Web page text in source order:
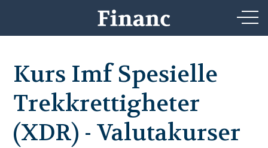
Kurs Imf Spesielle
Trekkrettigheter
(XDR) - Valutakurser